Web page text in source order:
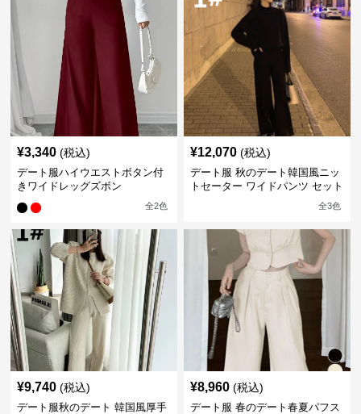
¥3,340 (税込)
デート服ハイウエストボタン付
きワイドレッグズボン
全2色
¥12,070 (税込)
デート服 秋のデート韓国風ニッ
トセーター ワイドパンツ セット
全3色
¥9,740 (税込)
デート服秋のデート 韓国風厚手
¥8,960 (税込)
デート服 春のデート春夏パフス